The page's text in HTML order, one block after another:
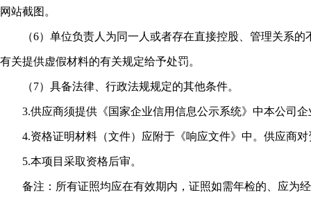
网站截图。
（6）单位负责人为同一人或者存在直接控股、管理关系的
有关提供虚假材料的有关规定给予处罚。
（7）具备法律、行政法规规定的其他条件。
3.供应商须提供《国家企业信用信息公示系统》中本公司企
4.资格证明材料（文件）应附于《响应文件》中。供应商对
5.本项目采取资格后审。
备注：所有证照均应在有效期内，证照如需年检的、应为经